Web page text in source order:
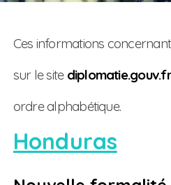
Ces informations
sur le site diplomatie.gouv.fr
ordre alphabétique.
Honduras